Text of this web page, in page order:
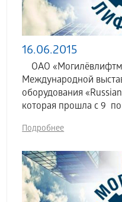
16.06.2015
ОАО
Международной
оборудования
которая прошла с 9
Подробнее